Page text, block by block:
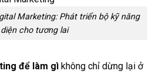
Marketing: Phát triển bộ kỹ năng
cho tương lai
để làm gì không chỉ dừng lại ở